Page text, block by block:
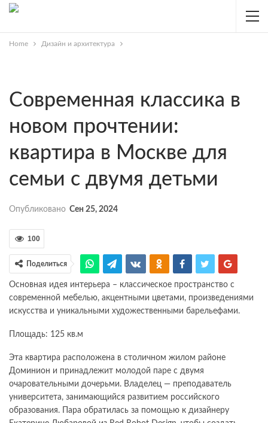
Home Дизайн и архитектура
Современная классика в
новом прочтении:
квартира в Москве для
семьи с двумя детьми
Опубликовано Сен 25, 2024
100
Поделиться
Основная идея интерьера – классическое пространство с
современной мебелью, акцентными цветами, произведениями
искусства и уникальными художественными барельефами.
Площадь: 125 кв.м
Эта квартира расположена в столичном жилом районе
Доминион и принадлежит молодой паре с двумя
очаровательными дочерьми. Владелец — преподаватель
университета, занимающийся развитием российского
образования. Пара обратилась за помощью к дизайнеру